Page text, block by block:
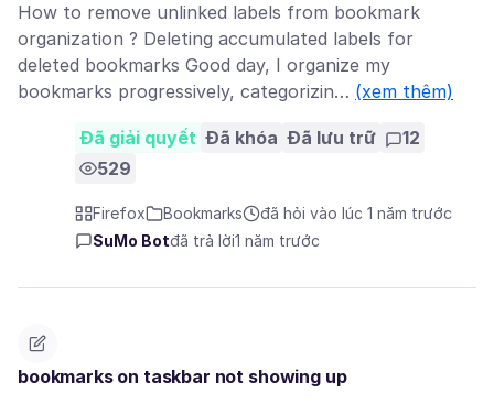
How to remove unlinked labels from bookmark
organization ? Deleting accumulated labels for
deleted bookmarks Good day, I organize my
bookmarks progressively, categorizin… (xem thêm)
Đã giải quyết Đã khóa Đã lưu trữ
12
529
Firefox Bookmarks
đã hỏi vào lúc 1 năm trước
SuMo Botđã trả lời1 năm trước
bookmarks on taskbar not showing up